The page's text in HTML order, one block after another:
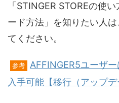
「STINGER STOREの使
ード方法」を知りたい人
てください。
参考
AFFINGER5ユーザ
入手可能【移行（アップデ